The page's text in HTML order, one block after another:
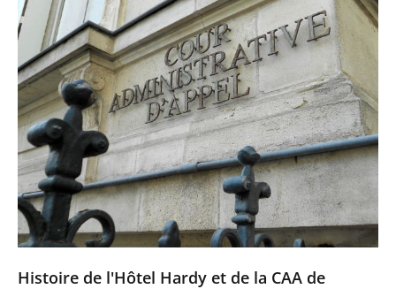
Histoire de l'Hôtel Hardy et de la CAA de